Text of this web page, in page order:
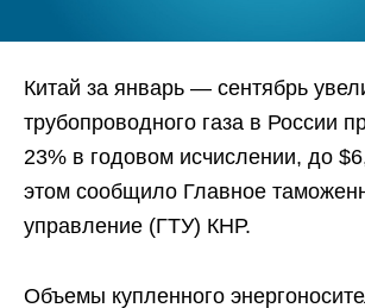
Китай за январь — сентябрь
трубопроводного газа в России
23% в годовом исчислении, до
этом сообщило Главное
управление (ГТУ) КНР.
Объемы купленного